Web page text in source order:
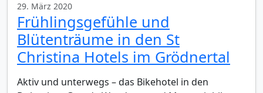
29. März 2020
Frühlingsgefühle und
Blütenträume in den St
Christina Hotels im Grödnertal
Aktiv und unterwegs – das Bikehotel in den